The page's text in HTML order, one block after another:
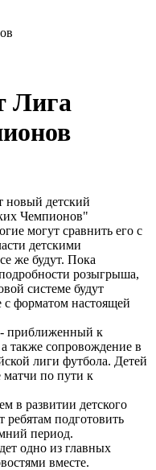
Лига
новый детский
Чемпионов"
могут сравнить его с
детскими
же будут. Пока
розыгрыша,
системе будут
форматом настоящей
- приближенный к
также сопровождение в
лиги футбола. Детей
по пути к
в развитии детского
подготовить
период.
одно из главных
вместе.